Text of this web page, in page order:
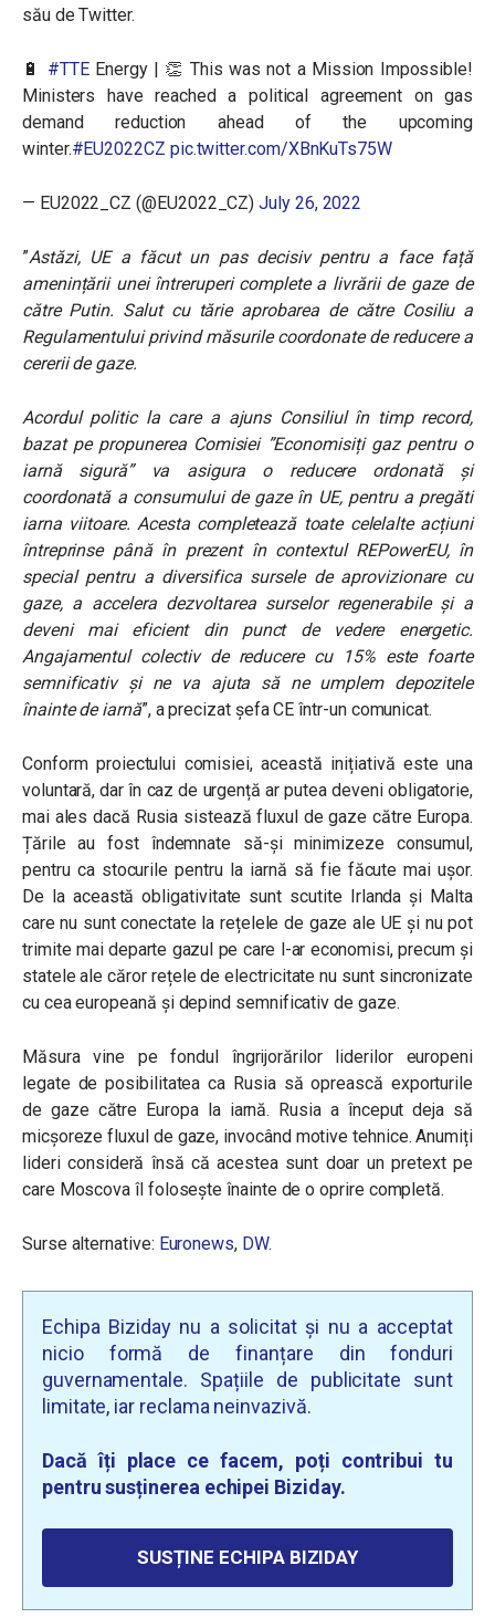
său de Twitter.
🔋 #TTEEnergy | 👏 This was not a Mission Impossible!
Ministers have reached a political agreement on gas
demand reduction ahead of the upcoming
winter.#EU2022CZ pic.twitter.com/XBnKuTs75W
— EU2022_CZ (@EU2022_CZ)July 26, 2022
”Astăzi, UE a făcut un pas decisiv pentru a face față
amenințării unei întreruperi complete a livrării de gaze de
către Putin. Salut cu tărie aprobarea de către Cosiliu a
Regulamentului privind măsurile coordonate de reducere a
cererii de gaze.
Acordul politic la care a ajuns Consiliul în timp record,
bazat pe propunerea Comisiei ”Economisiți gaz pentru o
iarnă sigură” va asigura o reducere ordonată și
coordonată a consumului de gaze în UE, pentru a pregăti
iarna viitoare. Acesta completează toate celelalte acțiuni
întreprinse până în prezent în contextul REPowerEU, în
special pentru a diversifica sursele de aprovizionare cu
gaze, a accelera dezvoltarea surselor regenerabile și a
deveni mai eficient din punct de vedere energetic.
Angajamentul colectiv de reducere cu 15% este foarte
semnificativ și ne va ajuta să ne umplem depozitele
înainte de iarnă”, a precizat șefa CE într-un comunicat.
Conform proiectului comisiei,această inițiativă este una
voluntară, dar în caz de urgență ar putea deveni obligatorie,
mai ales dacă Rusia sistează fluxul de gaze către Europa.
Țările au fost îndemnate să-și minimizeze consumul,
pentru ca stocurile pentru la iarnă să fie făcute mai ușor.
De la această obligativitate sunt scutite Irlanda și Malta
care nu sunt conectate la rețelele de gaze ale UE și nu pot
trimite mai departe gazul pe care l-ar economisi, precum și
statele ale căror rețele de electricitate nu sunt sincronizate
cu cea europeană și depind semnificativ de gaze.
Măsura vine pe fondul îngrijorărilor liderilor europeni
legate de posibilitatea ca Rusia să oprească exporturile
de gaze către Europa la iarnă. Rusia a început deja să
micșoreze fluxul de gaze, invocând motive tehnice. Anumiți
lideri consideră însă că acestea sunt doar un pretext pe
care Moscova îl folosește înainte de o oprire completă.
Surse alternative: Euronews, DW.
Echipa Biziday nu a solicitat și nu a acceptat
nicio formă de finanțare din fonduri
guvernamentale. Spațiile de publicitate sunt
limitate, iar reclama neinvazivă.
Dacă îți place ce facem, poți contribui tu
pentru susținerea echipei Biziday.
SUSȚINE ECHIPA BIZIDAY